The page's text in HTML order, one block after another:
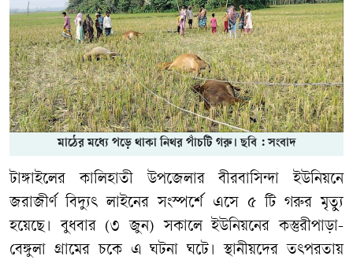
মাঠের মধ্যে পড়ে থাকা নিথর পাঁচটি গরু। ছবি : সংবাদ
টাঙ্গাইলের কালিহাতী উপজেলার বীরবাসিন্দা ইউনিয়নে
জরাজীর্ণ বিদ্যুৎ লাইনের সংস্পর্শে এসে ৫ টি গরুর মৃত্যু
হয়েছে। বুধবার (৩ জুন) সকালে ইউনিয়নের কস্তুরীপাড়া-
বেঙ্গুলা গ্রামের চকে এ ঘটনা ঘটে। স্থানীয়দের তৎপরতায়